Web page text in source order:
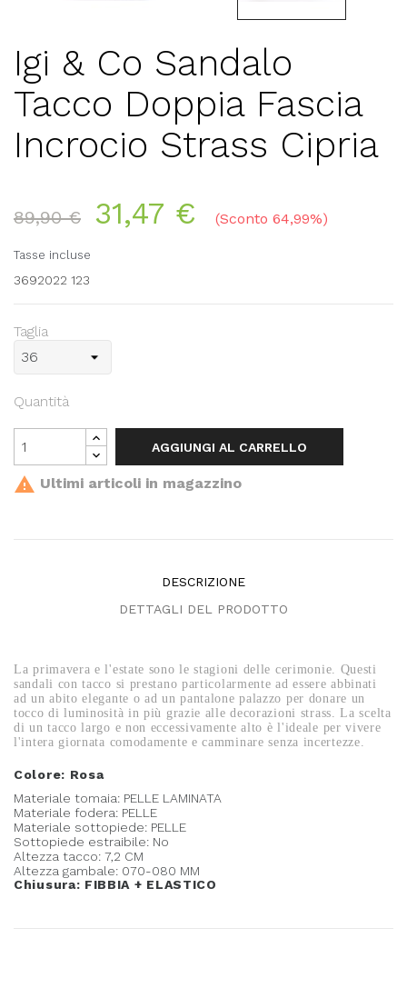
Igi & Co Sandalo
Tacco Doppia Fascia
Incrocio Strass Cipria
89,90 € 31,47 € Sconto 64,99%
Tasse incluse
3692022 123
Taglia
Quantità
AGGIUNGI AL CARRELLO
 Ultimi articoli in magazzino
DESCRIZIONE
DETTAGLI DEL PRODOTTO
La primavera e l'estate sono le stagioni delle cerimonie. Questi
sandali con tacco si prestano particolarmente ad essere abbinati
ad un abito elegante o ad un pantalone palazzo per donare un
tocco di luminosità in più grazie alle decorazioni strass. La scelta
di un tacco largo e non eccessivamente alto è l'ideale per vivere
l'intera giornata comodamente e camminare senza incertezze.
Colore: Rosa
Materiale tomaia: PELLE LAMINATA
Materiale fodera: PELLE
Materiale sottopiede: PELLE
Sottopiede estraibile: No
Altezza tacco: 7,2 CM
Altezza gambale: 070-080 MM
Chiusura: FIBBIA + ELASTICO